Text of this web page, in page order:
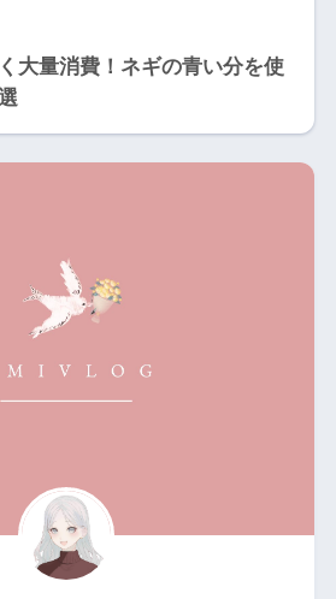
大量消費！ネギの青い分を使